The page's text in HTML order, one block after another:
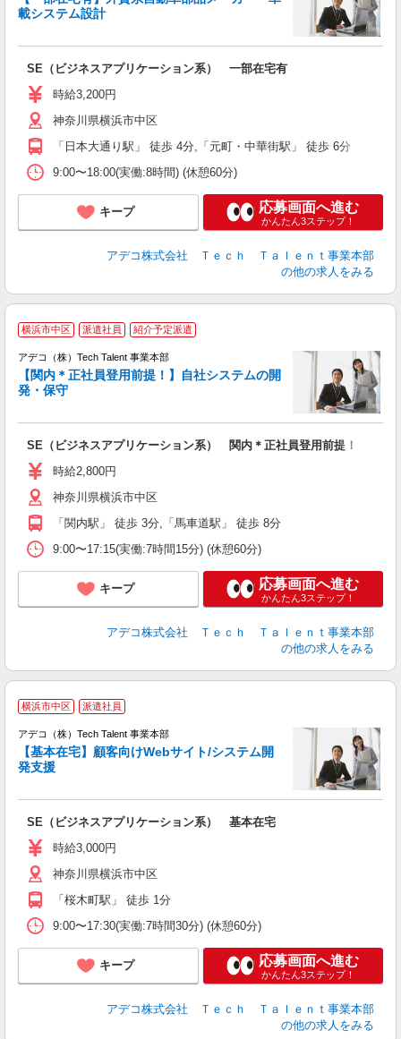
載システム設計
SE（ビジネスアプリケーション系） 一部在宅有
時給3,200円
神奈川県横浜市中区
「日本大通り駅」 徒歩 4分,「元町・中華街駅」 徒歩 6分
9:00〜18:00(実働:8時間) (休憩60分)
キープ 応募画面へ進む
かんたん3ステップ！
アデコ株式会社 Ｔｅｃｈ Ｔａｌｅｎｔ事業本部
の他の求人をみる
横浜市中区 派遣社員 紹介予定派遣
アデコ（株）Tech Talent 事業本部
【関内＊正社員登用前提！】自社システムの開
発・保守
SE（ビジネスアプリケーション系） 関内＊正社員登用前提！
時給2,800円
神奈川県横浜市中区
「関内駅」 徒歩 3分,「馬車道駅」 徒歩 8分
9:00〜17:15(実働:7時間15分) (休憩60分)
キープ 応募画面へ進む
かんたん3ステップ！
アデコ株式会社 Ｔｅｃｈ Ｔａｌｅｎｔ事業本部
の他の求人をみる
横浜市中区 派遣社員
アデコ（株）Tech Talent 事業本部
【基本在宅】顧客向けWebサイト/システム開
発支援
SE（ビジネスアプリケーション系） 基本在宅
時給3,000円
神奈川県横浜市中区
「桜木町駅」 徒歩 1分
9:00〜17:30(実働:7時間30分) (休憩60分)
キープ 応募画面へ進む
かんたん3ステップ！
アデコ株式会社 Ｔｅｃｈ Ｔａｌｅｎｔ事業本部
の他の求人をみる